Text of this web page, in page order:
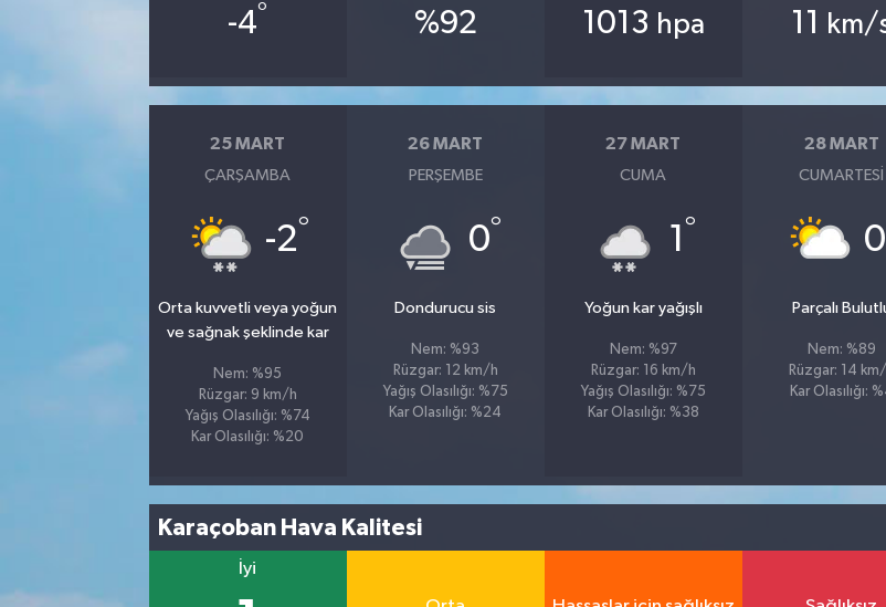
-4° %92 1013 hpa 11 km/
25 MART
ÇARŞAMBA
-2°
Orta kuvvetli veya yoğun
ve sağnak şeklinde kar
Nem: %95
Rüzgar: 9 km/h
Yağış Olasılığı: %74
Kar Olasılığı: %20
26 MART
PERŞEMBE
0°
Dondurucu sis
Nem: %93
Rüzgar: 12 km/h
Yağış Olasılığı: %75
Kar Olasılığı: %24
27 MART
CUMA
1 °
Yoğun kar yağışlı
Nem: %97
Rüzgar: 16 km/h
Yağış Olasılığı: %75
Kar Olasılığı: %38
28 MART
CUMARTESI
0
Parçalı
Nem: %89
Rüzgar: 14
Kar Olasılığı:
Karaçoban Hava Kalitesi
İyi